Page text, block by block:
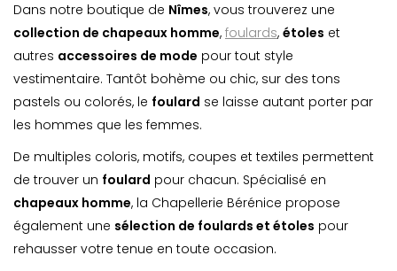
Dans notre boutique de Nîmes, vous trouverez une
collection de chapeaux homme, foulards, étoles et
autres accessoires de mode pour tout style
vestimentaire. Tantôt bohème ou chic, sur des tons
pastels ou colorés, le foulard se laisse autant porter par
les hommes que les femmes.
De multiples coloris, motifs, coupes et textiles permettent
de trouver un foulard pour chacun. Spécialisé en
chapeaux homme, la Chapellerie Bérénice propose
également une sélection de foulards et étoles pour
rehausser votre tenue en toute occasion.